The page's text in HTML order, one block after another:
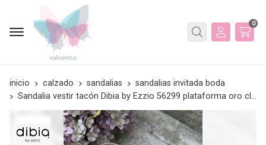
Buscar
0
inicio calzado sandalias
sandalias invitada boda
Sandalia vestir tacón Dibia by Ezzio 56299 plataforma oro claro